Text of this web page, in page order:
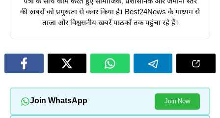
की खबरों को प्रमुखता से कवर किया है। Best24News के माध्यम से
ताजा और विश्वसनीय खबरें पाठकों तक पहुंचा रहे हैं।
Join WhatsApp Join Now